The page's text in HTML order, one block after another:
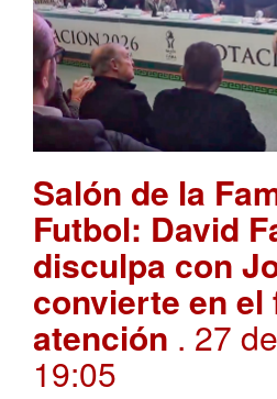
Salón de la
Futbol: David
disculpa con
convierte en el
atención . 27
19:05